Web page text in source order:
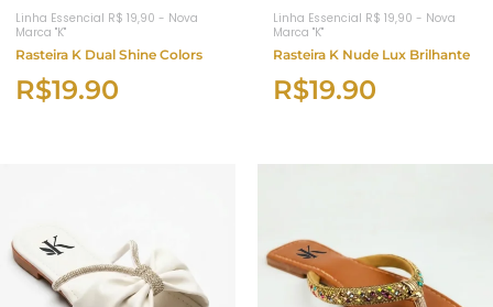
Linha Essencial R$ 19,90 - Nova
Marca "K"
Rasteira K Dual Shine Colors
R$19.90
Linha Essencial R$ 19,90 - Nova
Marca "K"
Rasteira K Nude Lux Brilhante
R$19.90